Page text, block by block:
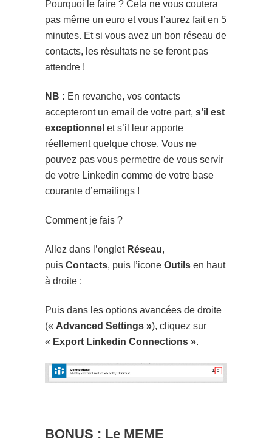
Pourquoi le faire ? Cela ne vous coutera
pas même un euro et vous l’aurez fait en 5
minutes. Et si vous avez un bon réseau de
contacts, les résultats ne se feront pas
attendre !
NB : En revanche, vos contacts
accepteront un email de votre part, s’il est
exceptionnel et s’il leur apporte
réellement quelque chose. Vous ne
pouvez pas vous permettre de vous servir
de votre Linkedin comme de votre base
courante d’emailings !
Comment je fais ?
Allez dans l’ongletRéseau,
puis Contacts, puis l’icone Outils en haut
à droite :
Puis dans les options avancées de droite
(« Advanced Settings »), cliquez sur
« Export Linkedin Connections ».
BONUS : Le MEME